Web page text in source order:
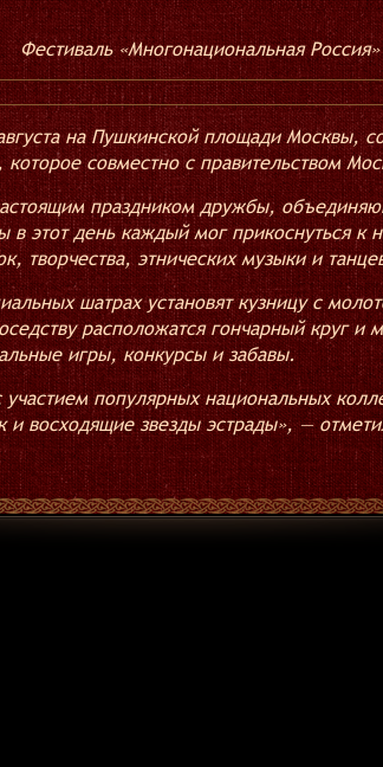
Фестиваль «Многонациональная
на Пушкинской площади
совместно с правительством
праздником дружбы,
этот день каждый мог прикоснуться к
творчества, этнических музыки и
шатрах установят кузницу с
расположатся гончарный круг и
игры, конкурсы и забавы.
популярных национальных
и восходящие звезды эстрады», —